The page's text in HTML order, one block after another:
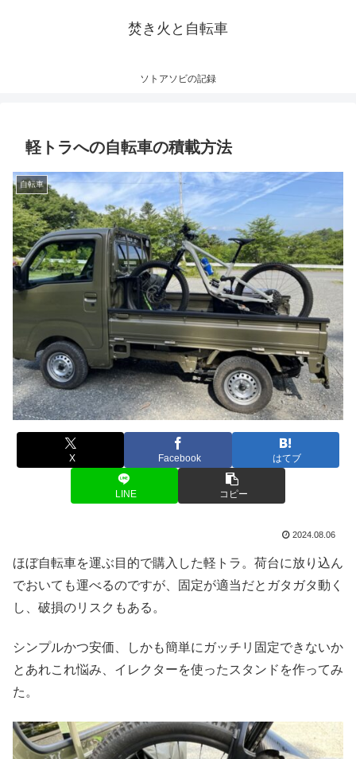
焚き火と自転車
ソトアソビの記録
軽トラへの自転車の積載方法
自転車
X Facebook はてブ
LINE コピー
2024.08.06
ほぼ自転車を運ぶ目的で購入した軽トラ。荷台に放り込ん
でおいても運べるのですが、固定が適当だとガタガタ動く
し、破損のリスクもある。
シンプルかつ安価、しかも簡単にガッチリ固定できないか
とあれこれ悩み、イレクターを使ったスタンドを作ってみ
た。